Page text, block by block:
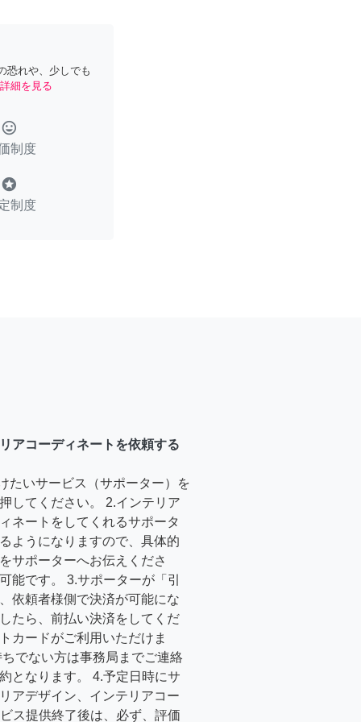
恐れや、少しでも
詳細を見る
tag_faces
制度
stars
制度
アコーディネートを依頼する
たいサービス（サポーター）を
してください。 2.インテリア
ネートをしてくれるサポータ
ようになりますので、具体的
サポーターへお伝えくださ
能です。 3.サポーターが「引
依頼者様側で決済が可能にな
たら、前払い決済をしてくだ
カードがご利用いただけま
でない方は事務局までご連絡
となります。 4.予定日時にサ
アデザイン、インテリアコー
ス提供終了後は、必ず、評価